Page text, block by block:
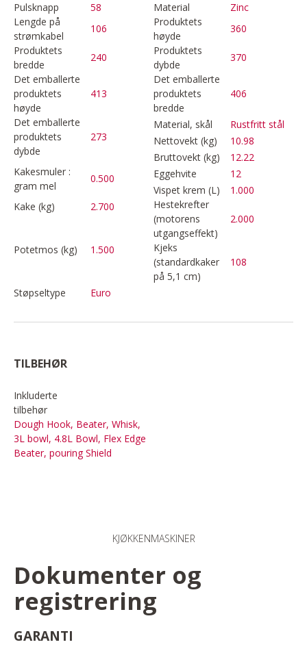
Pulsknapp
58 Material
Zinc
Lengde på
strømkabel
106
Produktets
høyde
360
Produktets
bredde
240
Produktets
dybde
370
Det emballerte
produktets
høyde
413
Det emballerte
produktets
bredde
406
Det emballerte
produktets
dybde
273
Material, skål
Rustfritt stål
Nettovekt (kg)
10.98
Bruttovekt (kg)
12.22
Kakesmuler :
gram mel
0.500 Eggehvite
12
Vispet krem (L)
1.000
Kake (kg)
2.700
Hestekrefter
(motorens
utgangseffekt)
2.000
Potetmos (kg) 1.500
Kjeks
(standardkaker
på 5,1 cm)
108
Støpseltype Euro
TILBEHØR
Inkluderte
tilbehør
Dough Hook, Beater, Whisk,
3L bowl, 4.8L Bowl, Flex Edge
Beater, pouring Shield
KJØKKENMASKINER
Dokumenter og
registrering
GARANTI